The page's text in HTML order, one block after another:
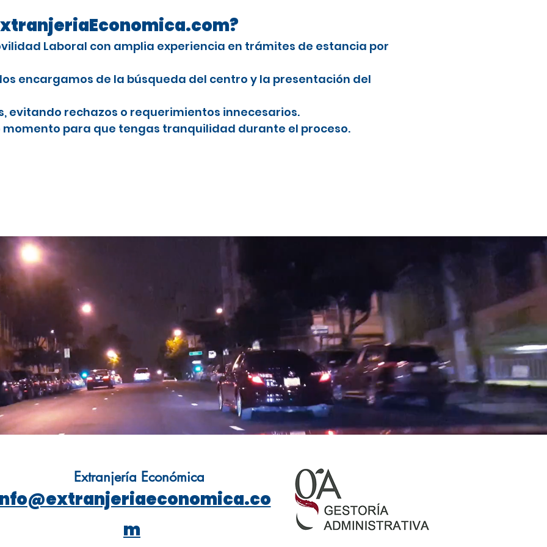
Laboral con amplia experiencia en trámites de estancia por
encargamos de la búsqueda del centro y la presentación del
evitando rechazos o requerimientos innecesarios.
momento para que tengas tranquilidad durante el proceso.
Extranjería Económica
m